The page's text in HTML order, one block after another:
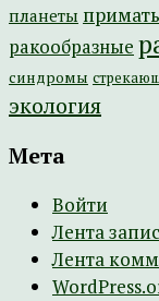
планеты
ракообразные
синдромы
экология
Мета
Войти
Лента
Лента